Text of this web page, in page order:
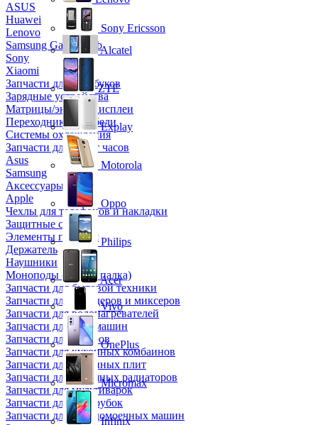
ASUS
Huawei
Lenovo
Samsung Galaxy Tab
Sony
Xiaomi
Запчасти для ноутбуков
Зарядные устройства
Матрицы/экраны/дисплеи
Переходники и кабели
Системы охлаждения
Запчасти для смарт часов
Asus
Samsung
Аксессуары
Apple
Чехлы для телефонов и накладки
Защитные стекла
Элементы питания
Держатель
Наушники
Моноподы (Селфи палка)
Запчасти для бытовой техники
Запчасти для блендеров и миксеров
Запчасти для водонагревателей
Запчасти для кофемашин
Запчасти для кулеров
Запчасти для кухонных комбаинов
Запчасти для кухонных плит
Запчасти для масляных радиаторов
Запчасти для мультиварок
Запчасти для мясорубок
Запчасти для посудомоечных машин
Sony Ericsson
Alcatel
ZTE
Explay
Motorola
Oppo
Philips
Acer
Vivo
OnePlus
Micromax
Infinix